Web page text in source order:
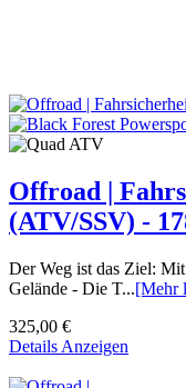
Offroad |
(ATV/SSV) -
Der Weg ist das Ziel:
Gelände - Die T...[Mehr
325,00 €
Details Anzeigen